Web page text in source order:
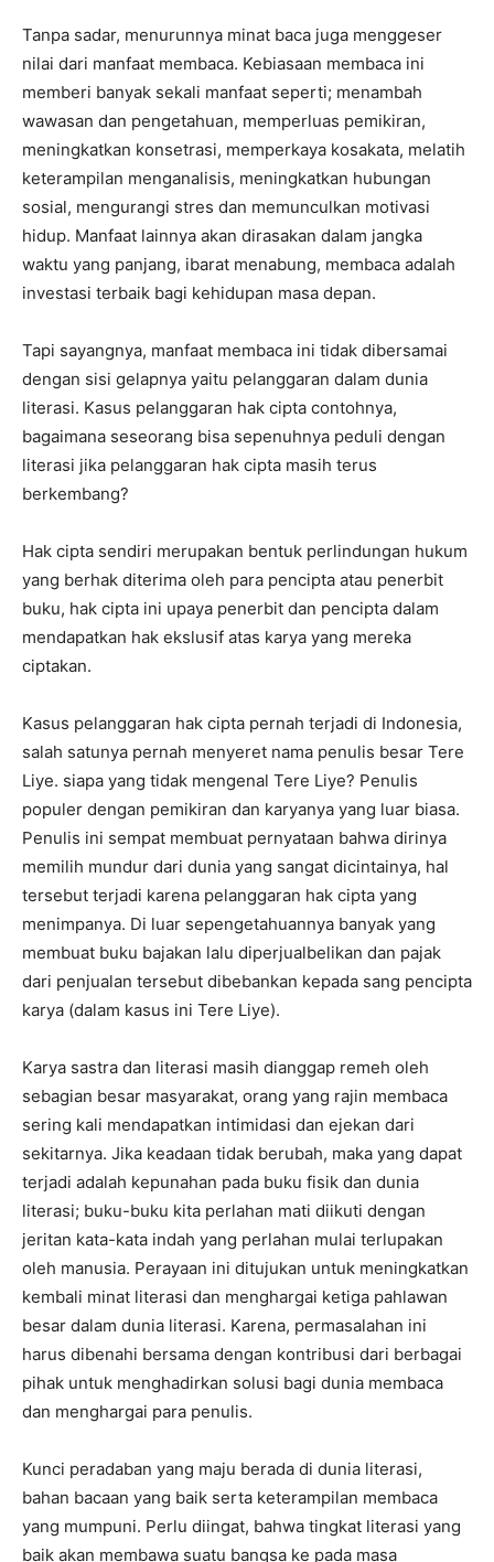
Tanpa sadar, menurunnya minat baca juga menggeser
nilai dari manfaat membaca. Kebiasaan membaca ini
memberi banyak sekali manfaat seperti; menambah
wawasan dan pengetahuan, memperluas pemikiran,
meningkatkan konsetrasi, memperkaya kosakata, melatih
keterampilan menganalisis, meningkatkan hubungan
sosial, mengurangi stres dan memunculkan motivasi
hidup. Manfaat lainnya akan dirasakan dalam jangka
waktu yang panjang, ibarat menabung, membaca adalah
investasi terbaik bagi kehidupan masa depan.
Tapi sayangnya, manfaat membaca ini tidak dibersamai
dengan sisi gelapnya yaitu pelanggaran dalam dunia
literasi. Kasus pelanggaran hak cipta contohnya,
bagaimana seseorang bisa sepenuhnya peduli dengan
literasi jika pelanggaran hak cipta masih terus
berkembang?
Hak cipta sendiri merupakan bentuk perlindungan hukum
yang berhak diterima oleh para pencipta atau penerbit
buku, hak cipta ini upaya penerbit dan pencipta dalam
mendapatkan hak ekslusif atas karya yang mereka
ciptakan.
Kasus pelanggaran hak cipta pernah terjadi di Indonesia,
salah satunya pernah menyeret nama penulis besar Tere
Liye. siapa yang tidak mengenal Tere Liye? Penulis
populer dengan pemikiran dan karyanya yang luar biasa.
Penulis ini sempat membuat pernyataan bahwa dirinya
memilih mundur dari dunia yang sangat dicintainya, hal
tersebut terjadi karena pelanggaran hak cipta yang
menimpanya. Di luar sepengetahuannya banyak yang
membuat buku bajakan lalu diperjualbelikan dan pajak
dari penjualan tersebut dibebankan kepada sang pencipta
karya (dalam kasus ini Tere Liye).
Karya sastra dan literasi masih dianggap remeh oleh
sebagian besar masyarakat, orang yang rajin membaca
sering kali mendapatkan intimidasi dan ejekan dari
sekitarnya. Jika keadaan tidak berubah, maka yang dapat
terjadi adalah kepunahan pada buku fisik dan dunia
literasi; buku-buku kita perlahan mati diikuti dengan
jeritan kata-kata indah yang perlahan mulai terlupakan
oleh manusia. Perayaan ini ditujukan untuk meningkatkan
kembali minat literasi dan menghargai ketiga pahlawan
besar dalam dunia literasi. Karena, permasalahan ini
harus dibenahi bersama dengan kontribusi dari berbagai
pihak untuk menghadirkan solusi bagi dunia membaca
dan menghargai para penulis.
Kunci peradaban yang maju berada di dunia literasi,
bahan bacaan yang baik serta keterampilan membaca
yang mumpuni. Perlu diingat, bahwa tingkat literasi yang
baik akan membawa suatu bangsa ke pada masa